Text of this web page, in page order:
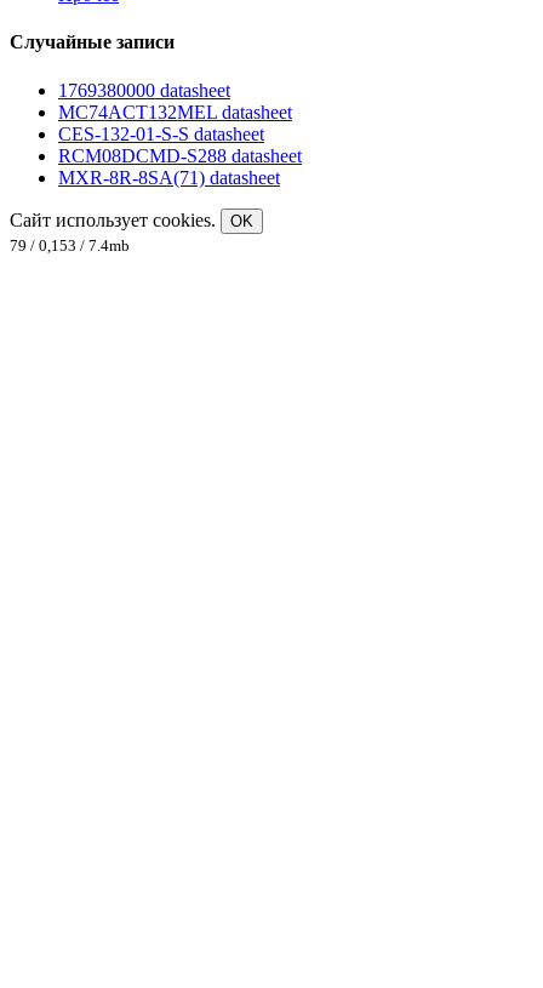
Случайные записи
1769380000 datasheet
MC74ACT132MEL datasheet
CES-132-01-S-S datasheet
RCM08DCMD-S288 datasheet
MXR-8R-8SA(71) datasheet
Сайт использует cookies.
OK
79 / 0,153 / 7.4mb